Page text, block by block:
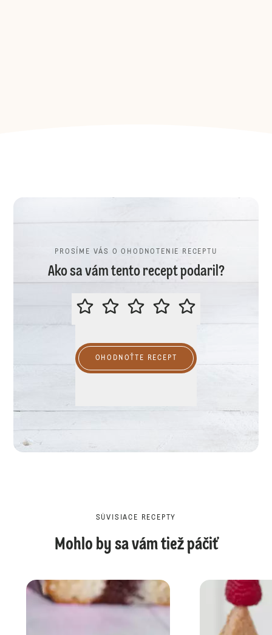
PROSÍME VÁS O OHODNOTENIE RECEPTU
Ako sa vám tento recept podaril?
PROSÍME VÁS O OHODNOTENIE
OHODNOŤTE RECEPT
SÚVISIACE RECEPTY
Mohlo by sa vám tiež páčiť